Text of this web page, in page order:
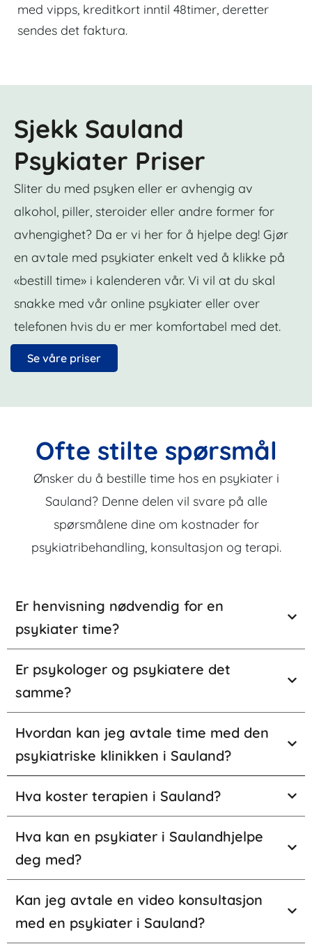
med vipps, kreditkort inntil 48timer, deretter
sendes det faktura.
Sjekk Sauland
Psykiater Priser
Sliter du med psyken eller er avhengig av
alkohol, piller, steroider eller andre former for
avhengighet? Da er vi her for å hjelpe deg! Gjør
en avtale med psykiater enkelt ved å klikke på
«bestill time» i kalenderen vår. Vi vil at du skal
snakke med vår online psykiater eller over
telefonen hvis du er mer komfortabel med det.
Se våre priser
Ofte stilte spørsmål
Ønsker du å bestille time hos en psykiater i
Sauland? Denne delen vil svare på alle
spørsmålene dine om kostnader for
psykiatribehandling, konsultasjon og terapi.
Er henvisning nødvendig for en
psykiater time?
Er psykologer og psykiatere det
samme?
Hvordan kan jeg avtale time med den
psykiatriske klinikken i Sauland?
Hva koster terapien i Sauland?
Hva kan en psykiater i Saulandhjelpe
deg med?
Kan jeg avtale en video konsultasjon
med en psykiater i Sauland?